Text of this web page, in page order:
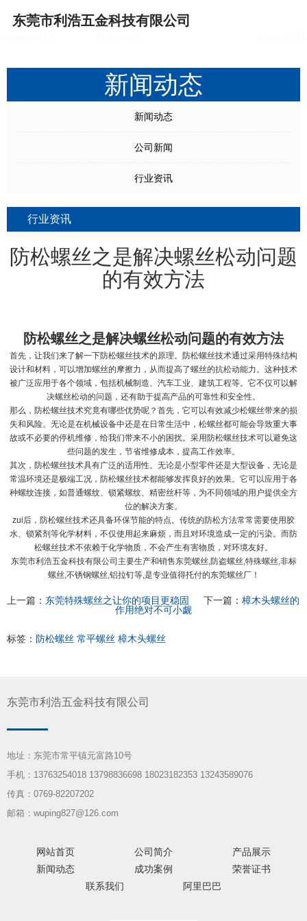
东莞市利浩五金科技有限公司
新闻动态
新闻动态
公司新闻
行业资讯
行业资讯
防松螺丝之是解决螺丝松动问题
的有效方法
防松螺丝之是解决螺丝松动问题的有效方法
首先，让我们来了解一下防松螺丝技术的原理。防松螺丝技术通过采用特殊结构
设计和材料，可以增加螺丝的摩擦力，从而提高了螺丝的抗松动能力。这种技术
被广泛应用于各个领域，包括机械制造、汽车工业、建筑工程等。它不仅可以解
决螺丝松动的问题，还有助于提高产品的可靠性和安全性。
那么，防松螺丝技术究竟有哪些优势呢？首先，它可以有效减少松螺丝带来的损
失和风险。无论是在机械设备中还是在日常生活中，松螺丝都可能会导致重大事
故或不必要的停机维修，给我们带来不小的困扰。采用防松螺丝技术可以避免这
些问题的发生，节省维修成本，提高工作效率。
其次，防松螺丝技术具有广泛的适用性。无论是小型零件还是大型设备，无论是
常温环境还是极端工况，防松螺丝技术都能够发挥良好的效果。它可以应用于各
种螺纹连接，如普通螺纹、锁紧螺纹、精密丝杆等，为不同领域的用户提供全方
位的解决方案。
zui后，防松螺丝技术还具备环保节能的特点。传统的防松方法常常需要使用胶
水、锁紧剂等化学材料，不仅使用起来麻烦，而且对环境造成一定的污染。而防
松螺丝技术不依赖于化学物质，不会产生有害物质，对环境友好。
东莞市利浩五金科技有限公司主要生产和销售东莞螺丝,防盗螺丝,特殊螺丝,非标
螺丝,不锈钢螺丝,铝拉钉等,是专业值得托付的东莞螺丝厂！
上一篇： 东莞特殊螺丝之让你的项目更稳固 下一篇： 樟木头螺丝的
作用绝对不可小觑
标签： 防松螺丝 常平螺丝 樟木头螺丝
东莞市利浩五金科技有限公司
地址：东莞市常平镇元富路10号
手机：13763254018 13798836698 18023182353 13243589076
传真：0769-82207202
邮箱：wuping827@126.com
网站首页 公司简介
产品展示
新闻动态
成功案例
荣誉证书
联系我们
阿里巴巴